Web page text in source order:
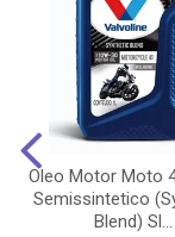
Oleo Motor Moto
Semissintetico
Blend) Sl...